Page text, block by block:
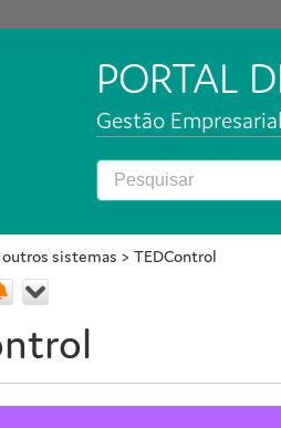
PORTAL
Gestão
sistemas > TEDControl